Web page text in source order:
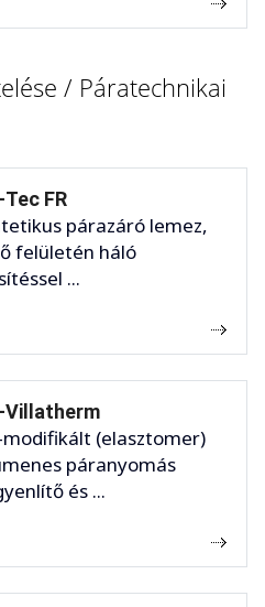
/ Páratechnikai
FR
párazáró lemez,
felületén háló
...
Villatherm
modifikált (elasztomer)
páranyomás
és ...